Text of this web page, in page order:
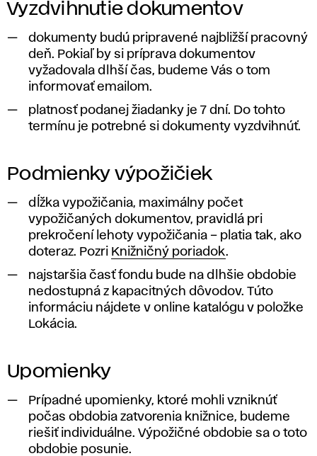
Vyzdvihnutie dokumentov
dokumenty budú pripravené najbližší pracovný
deň. Pokiaľ by si príprava dokumentov
vyžadovala dlhší čas, budeme Vás o tom
informovať emailom.
platnosť podanej žiadanky je 7 dní. Do tohto
termínu je potrebné si dokumenty vyzdvihnúť.
Podmienky výpožičiek
dĺžka vypožičania, maximálny počet
vypožičaných dokumentov, pravidlá pri
prekročení lehoty vypožičania – platia tak, ako
doteraz. Pozri Knižničný poriadok.
najstaršia časť fondu bude na dlhšie obdobie
nedostupná z kapacitných dôvodov. Túto
informáciu nájdete v online katalógu v položke
Lokácia.
Upomienky
Prípadné upomienky, ktoré mohli vzniknúť
počas obdobia zatvorenia knižnice, budeme
riešiť individuálne. Výpožičné obdobie sa o toto
obdobie posunie.